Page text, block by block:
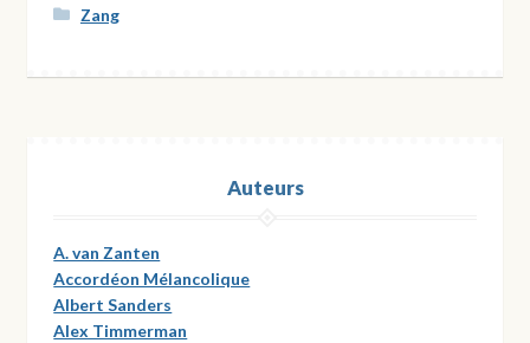
Zang
Auteurs
A. van Zanten
Accordéon Mélancolique
Albert Sanders
Alex Timmerman